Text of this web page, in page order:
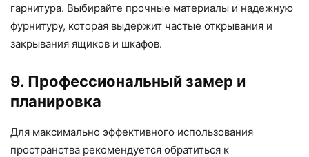
гарнитура. Выбирайте прочные материалы и надежную
фурнитуру, которая выдержит частые открывания и
закрывания ящиков и шкафов.
9. Профессиональный замер и
планировка
Для максимально эффективного использования
пространства рекомендуется обратиться к